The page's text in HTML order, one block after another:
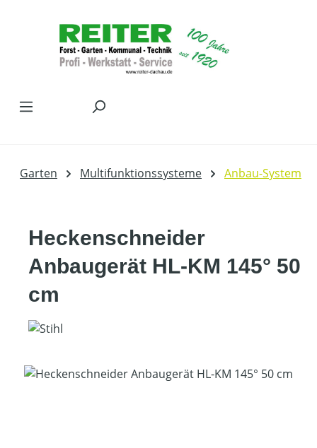
Garten Multifunktionssysteme Anbau-System
Heckenschneider
Anbaugerät HL-KM 145° 50
cm
Bildergalerie überspringen